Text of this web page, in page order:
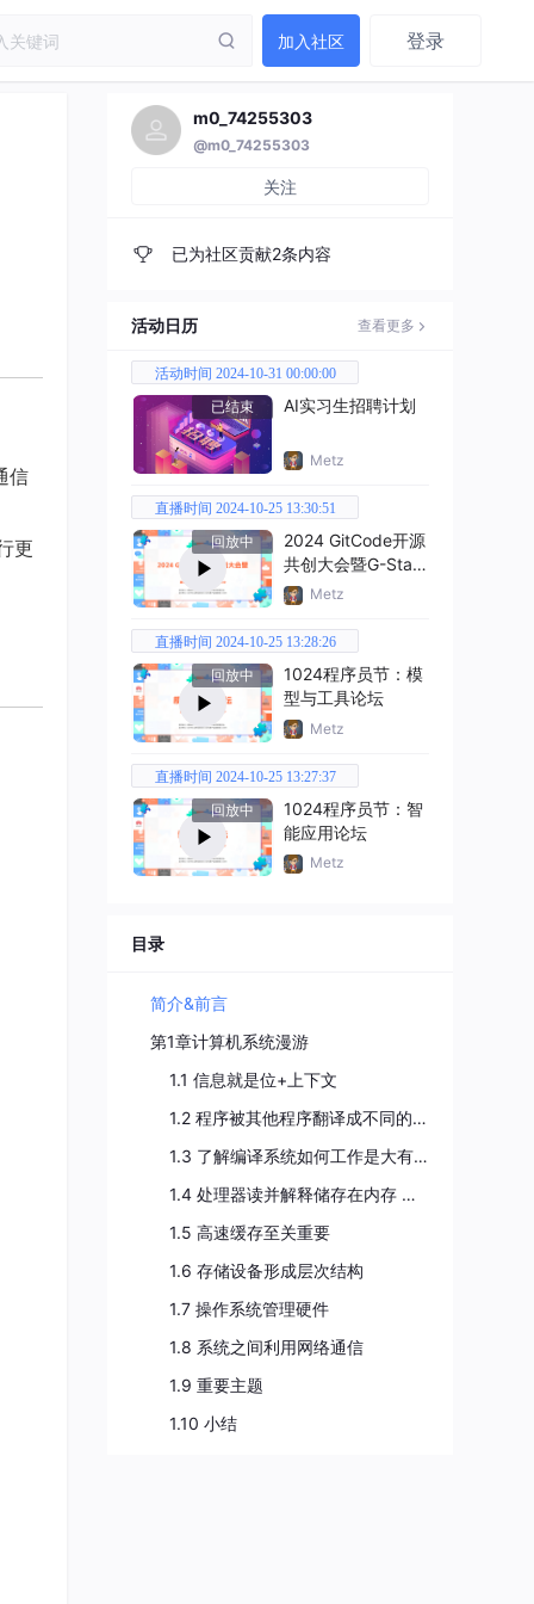
加入社区 登录
信
更
m0_74255303
@m0_74255303
关注
已为社区贡献2条内容
活动日历 查看更多
活动时间 2024-10-31 00:00:00
已结束
AI实习生招聘计划
Metz
直播时间 2024-10-25 13:30:51
回放中
2024 GitCode开源
共创大会暨G-Star
嘉年华
Metz
直播时间 2024-10-25 13:28:26
回放中
1024程序员节：模
型与工具论坛
Metz
直播时间 2024-10-25 13:27:37
回放中
1024程序员节：智
能应用论坛
Metz
目录
简介&前言
第1章计算机系统漫游
1.1 信息就是位+上下文
1.2 程序被其他程序翻译成不同的 格式
1.3 了解编译系统如何工作是大有益处的
1.4 处理器读并解释储存在内存 中的指令
1.5 高速缓存至关重要
1.6 存储设备形成层次结构
1.7 操作系统管理硬件
1.8 系统之间利用网络通信
1.9 重要主题
1.10 小结